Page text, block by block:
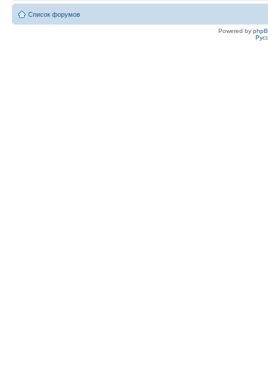
Список форумов
Powered by